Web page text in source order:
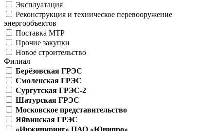
Эксплуатация
Реконструкция и техническое перевооружение
энергообъектов
Поставка МТР
Прочие закупки
Новое строительство
Филиал
Берёзовская ГРЭС
Смоленская ГРЭС
Сургутская ГРЭС-2
Шатурская ГРЭС
Московское представительство
Яйвинская ГРЭС
«Инжиниринг» ПАО «Юнипро»